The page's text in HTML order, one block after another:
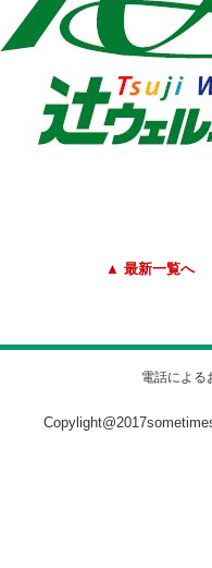
▲ 最新一覧へ
電話によ